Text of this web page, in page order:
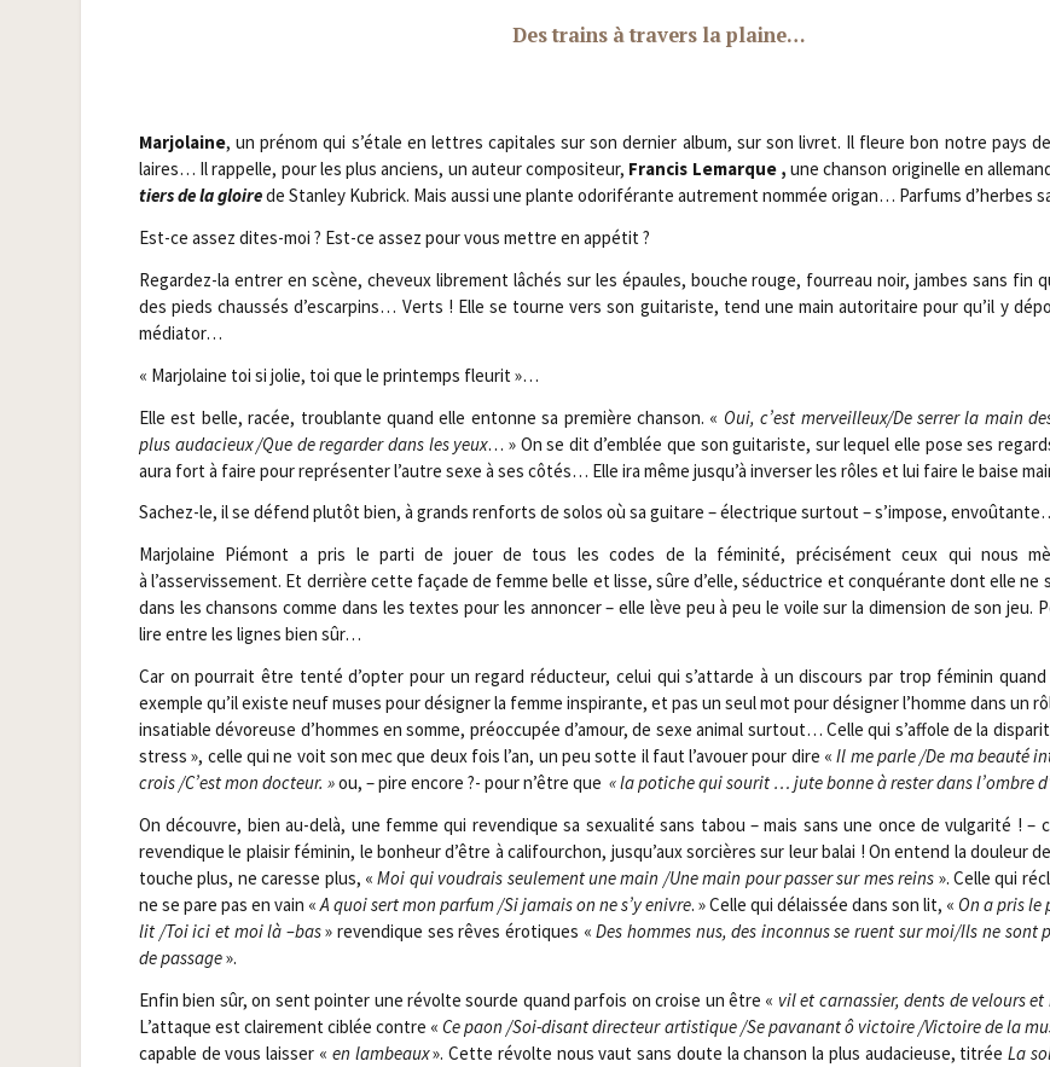
Des trains à tra­vers la plaine…
Mar­jo­laine, un pré­nom qui s’étale en lettres capi­tales sur son der­nier album, sur son livret. Il fleure bon notre pays
laires… Il rap­pelle, pour les plus anciens, un auteur com­po­si­teur, Fran­cis Lemarque ,une chan­son ori­gi­nelle en
tiers de la gloirede Stan­ley Kubrick. Mais aus­si une plante odo­ri­fé­rante autre­ment nom­mée ori­gan… Par­fums d’herbes
Est-ce assez dites-moi ? Est-ce assez pour vous mettre en appétit ?
Regar­dez-la entrer en scène, che­veux libre­ment lâchés sur les épaules, bouche rouge, four­reau noir, jambes sans fin
des pieds chaus­sés d’escarpins… Verts ! Elle se tourne vers son gui­ta­riste, tend une main auto­ri­taire pour qu’il y
médiator…
« Mar­jo­laine toi si jolie, toi que le prin­temps fleurit »…
Elle est belle, racée, trou­blante quand elle entonne sa pre­mière chan­son. « Oui, c’est merveilleux/​De ser­rer la main
plus auda­cieux /​Que de regar­der dans les yeux… » On se dit d’emblée que son gui­ta­riste, sur lequel elle pose ses
aura fort à faire pour repré­sen­ter l’autre sexe à ses côtés… Elle ira même jusqu’à inver­ser les rôles et lui faire le baise
Sachez-le, il se défend plu­tôt bien, à grands ren­forts de solos où sa gui­tare – élec­trique sur­tout – s’impose,
Mar­jo­laine Pié­mont a pris le par­ti de jouer de tous les codes de la fémi­ni­té, pré­ci­sé­ment ceux qui nous
à l’asservissement. Et der­rière cette façade de femme belle et lisse, sûre d’elle, séduc­trice et conqué­rante dont elle ne
dans les chan­sons comme dans les textes pour les annon­cer – elle lève peu à peu le voile sur la dimen­sion de son jeu.
lire entre les lignes bien sûr…
Car on pour­rait être ten­té d’opter pour un regard réduc­teur, celui qui s’attarde à un dis­cours par trop fémi­nin
exemple qu’il existe neuf muses pour dési­gner la femme ins­pi­rante, et pas un seul mot pour dési­gner l’homme dans un
insa­tiable dévo­reuse d’hommes en somme, pré­oc­cu­pée d’amour, de sexe ani­mal sur­tout… Celle qui s’affole de la
stress », celle qui ne voit son mec que deux fois l’an, un peu sotte il faut l’avouer pour dire «Il me parle /​De ma beau­té
crois /​C’est mon doc­teur. »ou, – pire encore ?- pour n’être que « la potiche qui sou­rit … jute bonne à res­ter dans l’ombre
On découvre, bien au-delà, une femme qui reven­dique sa sexua­li­té sans tabou – mais sans une once de vul­ga­ri­té ! –
reven­dique le plai­sir fémi­nin, le bon­heur d’être à cali­four­chon, jusqu’aux sor­cières sur leur balai ! On entend la dou­leur
touche plus, ne caresse plus, «Moi qui vou­drais seule­ment une main /​Une main pour pas­ser sur mes reins ». Celle qui
ne se pare pas en vain «A quoi sert mon par­fum /​Si jamais on ne s’y enivre. » Celle qui délais­sée dans son lit, « On a pris le
lit /​Toi ici et moi là –bas» reven­dique ses rêves éro­tiques «Des hommes nus, des incon­nus se ruent sur moi/​Ils ne sont
de pas­sage».
Enfin bien sûr, on sent poin­ter une révolte sourde quand par­fois on croise un être « vil et car­nas­sier, dents de velours
L’attaque est clai­re­ment ciblée contre «Ce paon /​Soi-disant direc­teur artis­tique /​Se pava­nant ô vic­toire /​Vic­toire de la
capable de vous lais­ser « en lam­beaux». Cette révolte nous vaut sans doute la chan­son la plus auda­cieuse, titréeLa